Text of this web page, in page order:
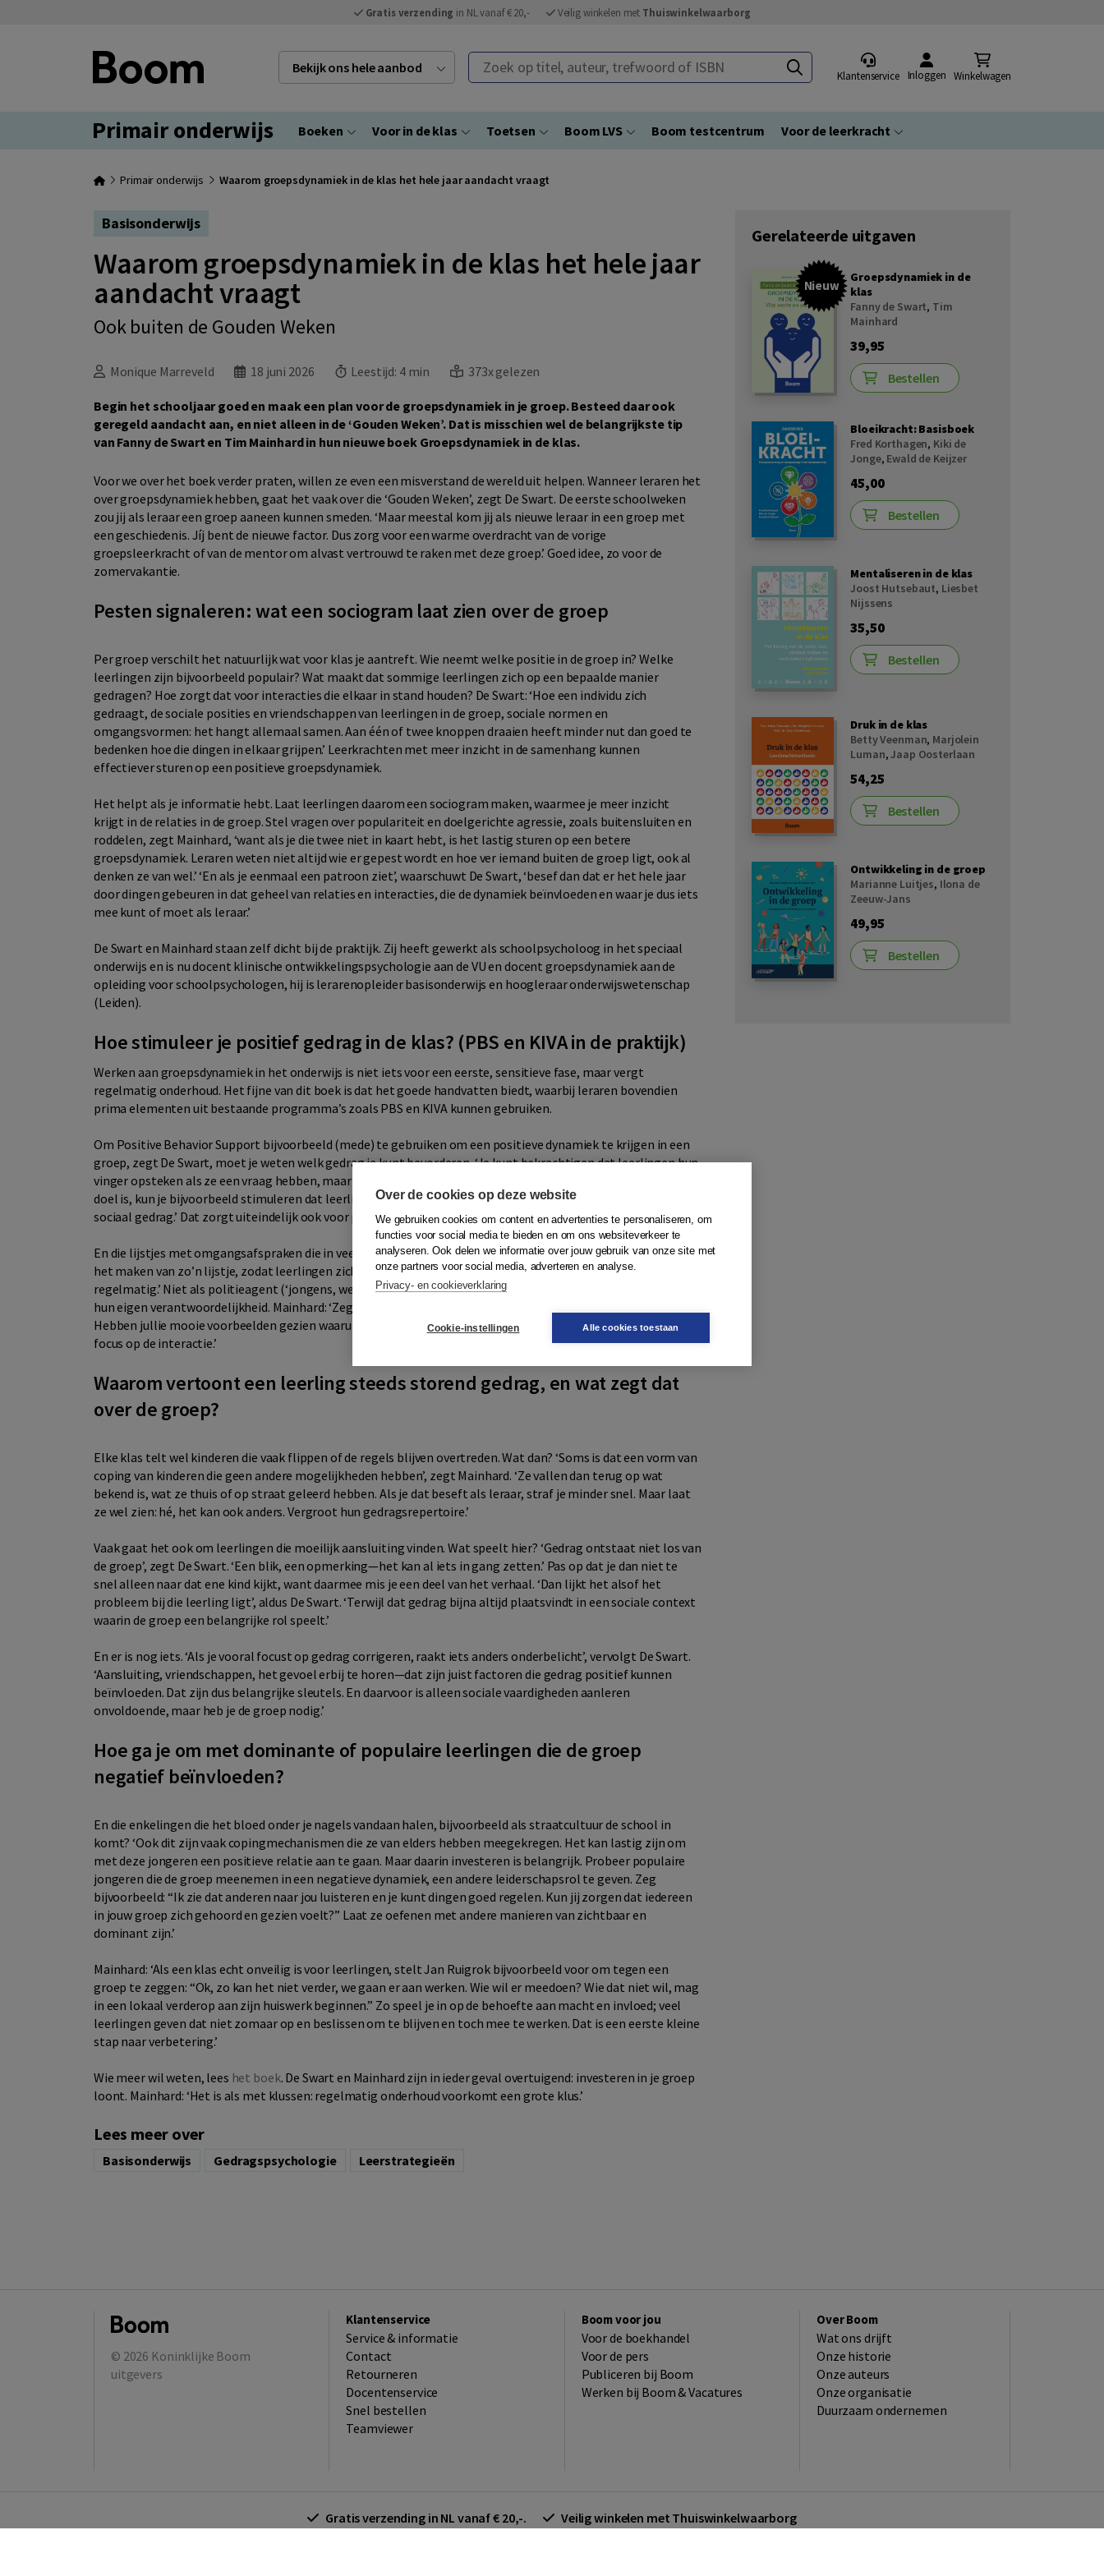
Gratis verzending in NL vanaf € 20,- Veilig winkelen met Thuiswinkelwaarborg
Bekijk ons hele aanbod Zoek op titel, auteur, trefwoord of ISBN
Klantenservice Inloggen Winkelwagen
Primair onderwijs Boeken Voor in de klas Toetsen Boom LVS Boom testcentrum Voor de leerkracht
Primair onderwijs Waarom groepsdynamiek in de klas het hele jaar aandacht vraagt
Basisonderwijs
Waarom groepsdynamiek in de klas het hele jaar
aandacht vraagt
Ook buiten de Gouden Weken
Monique Marreveld 18 juni 2026 Leestijd: 4 min 373x gelezen
Begin het schooljaar goed en maak een plan voor de groepsdynamiek in je groep. Besteed daar ook
geregeld aandacht aan, en niet alleen in de ‘Gouden Weken’. Dat is misschien wel de belangrijkste tip
van Fanny de Swart en Tim Mainhard in hun nieuwe boek Groepsdynamiek in de klas.
Voor we over het boek verder praten, willen ze even een misverstand de wereld uit helpen. Wanneer leraren het
over groepsdynamiek hebben, gaat het vaak over die ‘Gouden Weken’, zegt De Swart. De eerste schoolweken
zou jij als leraar een groep aaneen kunnen smeden. ‘Maar meestal kom jij als nieuwe leraar in een groep met
een geschiedenis. Jíj bent de nieuwe factor. Dus zorg voor een warme overdracht van de vorige
groepsleerkracht of van de mentor om alvast vertrouwd te raken met deze groep.’ Goed idee, zo voor de
zomervakantie.
Pesten signaleren: wat een sociogram laat zien over de groep
Per groep verschilt het natuurlijk wat voor klas je aantreft. Wie neemt welke positie in de groep in? Welke
leerlingen zijn bijvoorbeeld populair? Wat maakt dat sommige leerlingen zich op een bepaalde manier
gedragen? Hoe zorgt dat voor interacties die elkaar in stand houden? De Swart: ‘Hoe een individu zich
gedraagt, de sociale posities en vriendschappen van leerlingen in de groep, sociale normen en
omgangsvormen: het hangt allemaal samen. Aan één of twee knoppen draaien heeft minder nut dan goed te
bedenken hoe die dingen in elkaar grijpen.’ Leerkrachten met meer inzicht in de samenhang kunnen
effectiever sturen op een positieve groepsdynamiek.
Het helpt als je informatie hebt. Laat leerlingen daarom een sociogram maken, waarmee je meer inzicht
krijgt in de relaties in de groep. Stel vragen over populariteit en doelgerichte agressie, zoals buitensluiten en
roddelen, zegt Mainhard, ‘want als je die twee niet in kaart hebt, is het lastig sturen op een betere
groepsdynamiek. Leraren weten niet altijd wie er gepest wordt en hoe ver iemand buiten de groep ligt, ook al
denken ze van wel.’ ‘En als je eenmaal een patroon ziet’, waarschuwt De Swart, ‘besef dan dat er het hele jaar
door dingen gebeuren in dat geheel van relaties en interacties, die de dynamiek beïnvloeden en waar je dus iets
mee kunt of moet als leraar.’
De Swart en Mainhard staan zelf dicht bij de praktijk. Zij heeft gewerkt als schoolpsycholoog in het speciaal
onderwijs en is nu docent klinische ontwikkelingspsychologie aan de VU en docent groepsdynamiek aan de
opleiding voor schoolpsychologen, hij is lerarenopleider basisonderwijs en hoogleraar onderwijswetenschap
(Leiden).
Hoe stimuleer je positief gedrag in de klas? (PBS en KIVA in de praktijk)
Werken aan groepsdynamiek in het onderwijs is niet iets voor een eerste, sensitieve fase, maar vergt
regelmatig onderhoud. Het fijne van dit boek is dat het goede handvatten biedt, waarbij leraren bovendien
prima elementen uit bestaande programma’s zoals PBS en KIVA kunnen gebruiken.
Om Positive Behavior Support bijvoorbeeld (mede) te gebruiken om een positieve dynamiek te krijgen in een
groep, zegt De Swart, moet je weten welk gedrag je kunt bevorderen. ‘Je kunt bekrachtigen dat leerlingen hun
vinger opsteken als ze een vraag hebben, maar dat verandert niet veel in de groepsdynamiek. Als dat wel je
doel is, kun je bijvoorbeeld stimuleren dat leerlingen elkaar helpen, rekening houden met elkaar, of ander pro-
sociaal gedrag.’ Dat zorgt uiteindelijk ook voor positieve sociale normen in de groep.
En die lijstjes met omgangsafspraken die in veel klassen hangen? De Swart: ‘Zorg dat je een groep betrekt bij
het maken van zo’n lijstje, zodat leerlingen zich er verantwoordelijk voor voelen en evalueer de afspraken
regelmatig.’ Niet als politieagent (‘jongens, we hebben toch afgesproken dat…’), maar met een beroep op
hun eigen verantwoordelijkheid. Mainhard: ‘Zeg liever: “Hoe vonden jullie dat het vandaag ging in de klas?
Hebben jullie mooie voorbeelden gezien waaruit bleek dat jullie elkaar hielpen?” Toon oprechte interesse en
focus op de interactie.’
Waarom vertoont een leerling steeds storend gedrag, en wat zegt dat
over de groep?
Elke klas telt wel kinderen die vaak flippen of de regels blijven overtreden. Wat dan? ‘Soms is dat een vorm van
coping van kinderen die geen andere mogelijkheden hebben’, zegt Mainhard. ‘Ze vallen dan terug op wat
bekend is, wat ze thuis of op straat geleerd hebben. Als je dat beseft als leraar, straf je minder snel. Maar laat
ze wel zien: hé, het kan ook anders. Vergroot hun gedragsrepertoire.’
Vaak gaat het ook om leerlingen die moeilijk aansluiting vinden. Wat speelt hier? ‘Gedrag ontstaat niet los van
de groep’, zegt De Swart. ‘Een blik, een opmerking—het kan al iets in gang zetten.’ Pas op dat je dan niet te
snel alleen naar dat ene kind kijkt, want daarmee mis je een deel van het verhaal. ‘Dan lijkt het alsof het
probleem bij die leerling ligt’, aldus De Swart. ‘Terwijl dat gedrag bijna altijd plaatsvindt in een sociale context
waarin de groep een belangrijke rol speelt.’
En er is nog iets. ‘Als je vooral focust op gedrag corrigeren, raakt iets anders onderbelicht’, vervolgt De Swart.
‘Aansluiting, vriendschappen, het gevoel erbij te horen—dat zijn juist factoren die gedrag positief kunnen
beïnvloeden. Dat zijn dus belangrijke sleutels. En daarvoor is alleen sociale vaardigheden aanleren
onvoldoende, maar heb je de groep nodig.’
Hoe ga je om met dominante of populaire leerlingen die de groep
negatief beïnvloeden?
En die enkelingen die het bloed onder je nagels vandaan halen, bijvoorbeeld als straatcultuur de school in
komt? ‘Ook dit zijn vaak copingmechanismen die ze van elders hebben meegekregen. Het kan lastig zijn om
met deze jongeren een positieve relatie aan te gaan. Maar daarin investeren is belangrijk. Probeer populaire
jongeren die de groep meenemen in een negatieve dynamiek, een andere leiderschapsrol te geven. Zeg
bijvoorbeeld: “Ik zie dat anderen naar jou luisteren en je kunt dingen goed regelen. Kun jij zorgen dat iedereen
in jouw groep zich gehoord en gezien voelt?” Laat ze oefenen met andere manieren van zichtbaar en
dominant zijn.’
Mainhard: ‘Als een klas echt onveilig is voor leerlingen, stelt Jan Ruigrok bijvoorbeeld voor om tegen een
groep te zeggen: “Ok, zo kan het niet verder, we gaan er aan werken. Wie wil er meedoen? Wie dat niet wil, mag
in een lokaal verderop aan zijn huiswerk beginnen.” Zo speel je in op de behoefte aan macht en invloed; veel
leerlingen geven dat niet zomaar op en beslissen om te blijven en toch mee te werken. Dat is een eerste kleine
stap naar verbetering.’
Wie meer wil weten, lees het boek. De Swart en Mainhard zijn in ieder geval overtuigend: investeren in je groep
loont. Mainhard: ‘Het is als met klussen: regelmatig onderhoud voorkomt een grote klus.’
Lees meer over
Basisonderwijs Gedragspsychologie Leerstrategieën
Gerelateerde uitgaven
Nieuw
Groepsdynamiek in de
klas
Fanny de Swart, Tim
Mainhard
39,95
Bestellen
Bloeikracht: Basisboek
Fred Korthagen, Kiki de
Jonge, Ewald de Keijzer
45,00
Bestellen
Mentaliseren in de klas
Joost Hutsebaut, Liesbet
Nijssens
35,50
Bestellen
Druk in de klas
Betty Veenman, Marjolein
Luman,Jaap Oosterlaan
54,25
Bestellen
Ontwikkeling in de groep
Marianne Luitjes, Ilona de
Zeeuw-Jans
49,95
Bestellen
© 2026 Koninklijke Boom
uitgevers
Klantenservice
Service & informatie
Contact
Retourneren
Docentenservice
Snel bestellen
Teamviewer
Boom voor jou
Voor de boekhandel
Voor de pers
Publiceren bij Boom
Werken bij Boom & Vacatures
Over Boom
Wat ons drijft
Onze historie
Onze auteurs
Onze organisatie
Duurzaam ondernemen
Gratis verzending in NL vanaf € 20,-. Veilig winkelen met Thuiswinkelwaarborg
Over de cookies op deze website
We gebruiken cookies om content en advertenties te personaliseren, om
functies voor social media te bieden en om ons websiteverkeer te
analyseren. Ook delen we informatie over jouw gebruik van onze site met
onze partners voor social media, adverteren en analyse.
Privacy- en cookieverklaring
Cookie-instellingen Alle cookies toestaan